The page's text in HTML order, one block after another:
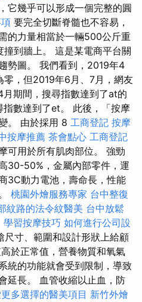
它幾乎可以形成一個完整的圓
要完全切斷脊髓也不容易，
的力量相當於一輛500公斤重
到牆上。 這是某電商平台關
勢圖。 我們看到，2019年4
零，但2019年6月、7月，網友
期間，搜尋指數達到了at的
數達到了et。 此後，「按摩
。 由於採用 8 工商登記 按摩
按摩推薦 茶會點心 工商登記
可用於所有肌肉部位。 強勁
30-50%，金屬內部零件，運
3C動力電池，壽命長，性能
桃園外燴服務專家 台中整復
紋路的法令紋醫美 台中放鬆
學習按摩技巧 如何進行公司設
尺寸、範圍和設計形狀上給顧
於正常值，營養物質和氧氣
統的功能就會受到限制，導致
延長。 血管收縮以止血，防
多選擇的醫美項目 新竹外燴